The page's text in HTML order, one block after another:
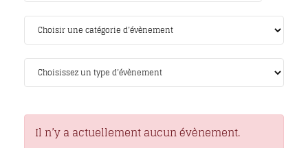
Il n’y a actuellement aucun évènement.